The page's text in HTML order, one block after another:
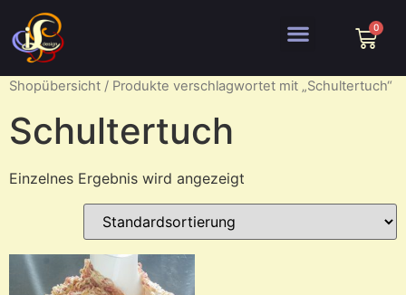
Shopübersicht / Produkte verschlagwortet mit „Schultertuch“
Schultertuch
Einzelnes Ergebnis wird angezeigt